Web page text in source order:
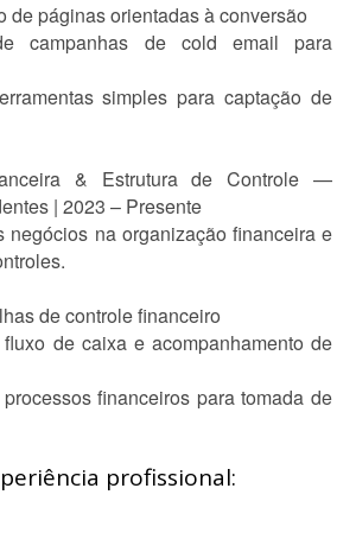
de páginas orientadas à conversão
campanhas de cold email para
simples para captação de
& Estrutura de Controle —
| 2023 – Presente
negócios na organização financeira e
de controle financeiro
fluxo de caixa e acompanhamento de
financeiros para tomada de
profissional: